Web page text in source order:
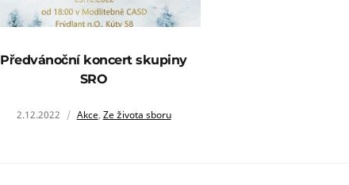
Předvánoční koncert skupiny
SRO
2.12.2022 Akce, Ze života sboru